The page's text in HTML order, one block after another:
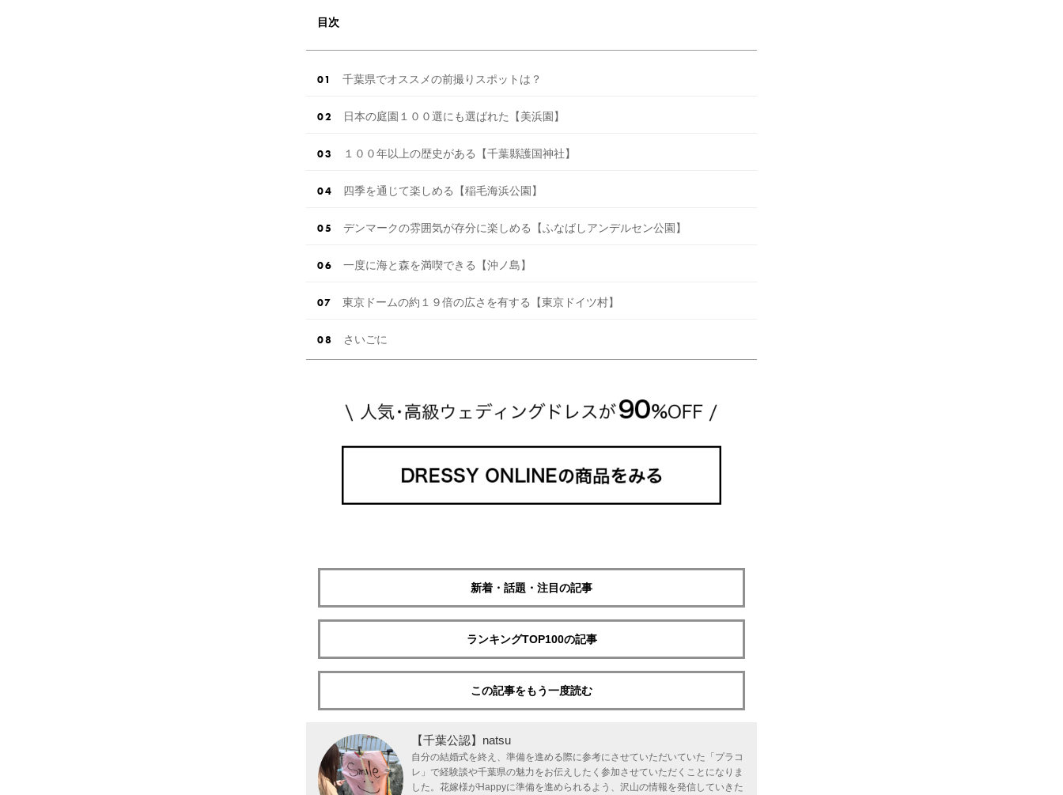
目次
千葉県でオススメの前撮りスポットは？
日本の庭園１００選にも選ばれた【美浜園】
１００年以上の歴史がある【千葉縣護国神社】
四季を通じて楽しめる【稲毛海浜公園】
デンマークの雰囲気が存分に楽しめる【ふなばしアンデルセン公園】
一度に海と森を満喫できる【沖ノ島】
東京ドームの約１９倍の広さを有する【東京ドイツ村】
さいごに
新着・話題・注目の記事
ランキングTOP100の記事
この記事をもう一度読む
【千葉公認】natsu
自分の結婚式を終え、準備を進める際に参考にさせていただいていた「プラコ
レ」で経験談や千葉県の魅力をお伝えしたく参加させていただくことになりま
した。花嫁様がHappyに準備を進められるよう、沢山の情報を発信していきた